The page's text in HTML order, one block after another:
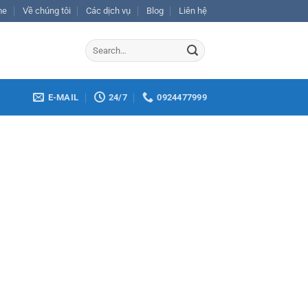
Về chúng tôi Các dịch vụ Blog Liên hệ
E-MAIL 24/7 0924477999